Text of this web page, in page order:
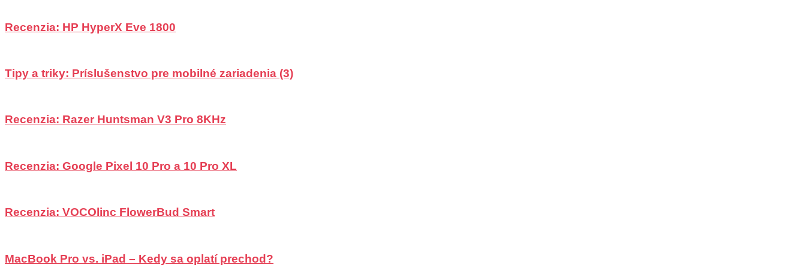
Recenzia: HP HyperX Eve 1800
Tipy a triky: Príslušenstvo pre mobilné zariadenia (3)
Recenzia: Razer Huntsman V3 Pro 8KHz
Recenzia: Google Pixel 10 Pro a 10 Pro XL
Recenzia: VOCOlinc FlowerBud Smart
MacBook Pro vs. iPad – Kedy sa oplatí prechod?